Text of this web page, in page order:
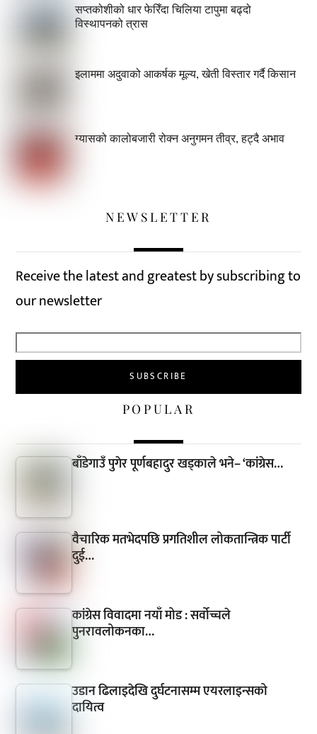
सप्तकोशीको धार फेरिँदा चिलिया टापुमा बढ्दो
विस्थापनको त्रास
इलाममा अदुवाको आकर्षक मूल्य, खेती विस्तार गर्दै किसान
ग्यासको कालोबजारी रोक्न अनुगमन तीव्र, हट्दै अभाव
NEWSLETTER
Receive the latest and greatest by subscribing to
our newsletter
POPULAR
बाँडेगाउँ पुगेर पूर्णबहादुर खड्काले भने– ‘कांग्रेस…
वैचारिक मतभेदपछि प्रगतिशील लोकतान्त्रिक पार्टी
दुई…
कांग्रेस विवादमा नयाँ मोड : सर्वोच्चले
पुनरावलोकनका…
उडान ढिलाइदेखि दुर्घटनासम्म एयरलाइन्सको
दायित्व